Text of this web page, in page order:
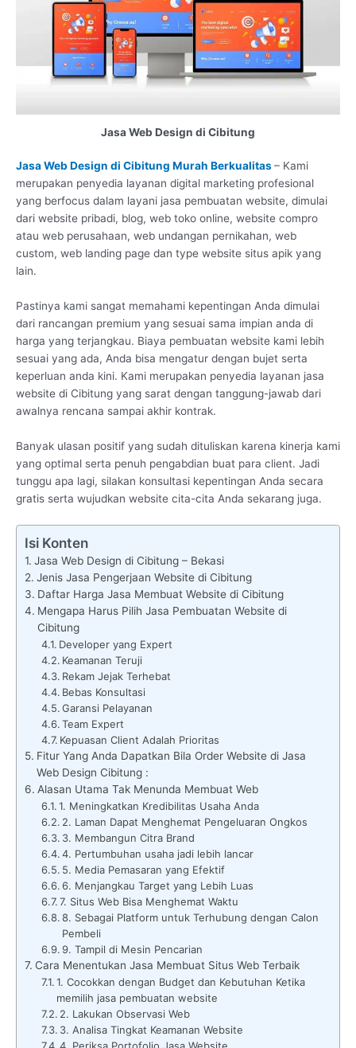
Jasa Web Design di Cibitung
Jasa Web Design di Cibitung Murah Berkualitas– Kami
merupakan penyedia layanan digital marketing profesional
yang berfocus dalam layani jasa pembuatan website, dimulai
dari website pribadi, blog, web toko online, website compro
atau web perusahaan, web undangan pernikahan, web
custom, web landing page dan type website situs apik yang
lain.
Pastinya kami sangat memahami kepentingan Anda dimulai
dari rancangan premium yang sesuai sama impian anda di
harga yang terjangkau. Biaya pembuatan website kami lebih
sesuai yang ada, Anda bisa mengatur dengan bujet serta
keperluan anda kini. Kami merupakan penyedia layanan jasa
website di Cibitung yang sarat dengan tanggung-jawab dari
awalnya rencana sampai akhir kontrak.
Banyak ulasan positif yang sudah dituliskan karena kinerja kami
yang optimal serta penuh pengabdian buat para client. Jadi
tunggu apa lagi, silakan konsultasi kepentingan Anda secara
gratis serta wujudkan website cita-cita Anda sekarang juga.
Isi Konten
Jasa Web Design di Cibitung – Bekasi
Jenis Jasa Pengerjaan Website di Cibitung
Daftar Harga Jasa Membuat Website di Cibitung
Mengapa Harus Pilih Jasa Pembuatan Website di
Cibitung
Developer yang Expert
Keamanan Teruji
Rekam Jejak Terhebat
Bebas Konsultasi
Garansi Pelayanan
Team Expert
Kepuasan Client Adalah Prioritas
Fitur Yang Anda Dapatkan Bila Order Website di Jasa
Web Design Cibitung :
Alasan Utama Tak Menunda Membuat Web
1. Meningkatkan Kredibilitas Usaha Anda
2. Laman Dapat Menghemat Pengeluaran Ongkos
3. Membangun Citra Brand
4. Pertumbuhan usaha jadi lebih lancar
5. Media Pemasaran yang Efektif
6. Menjangkau Target yang Lebih Luas
7. Situs Web Bisa Menghemat Waktu
8. Sebagai Platform untuk Terhubung dengan Calon
Pembeli
9. Tampil di Mesin Pencarian
Cara Menentukan Jasa Membuat Situs Web Terbaik
1. Cocokkan dengan Budget dan Kebutuhan Ketika
memilih jasa pembuatan website
2. Lakukan Observasi Web
3. Analisa Tingkat Keamanan Website